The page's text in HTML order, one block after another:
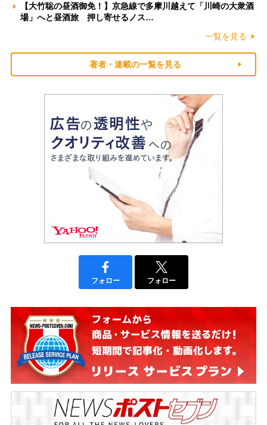
【大竹聡の昼酒御免！】京急線で多摩川越えて「川崎の大衆酒
場」へと昼酒旅 押し寄せるノス…
一覧を見る
著者・連載の一覧を見る
フォロー フォロー